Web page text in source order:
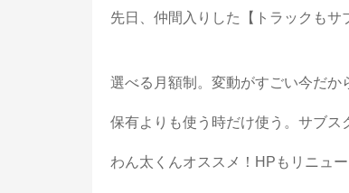
先日、仲間入りした【トラックもサ
選べる月額制。変動がすごい今だか
保有よりも使う時だけ使う。サブス
わん太くんオススメ！HPもリニュ